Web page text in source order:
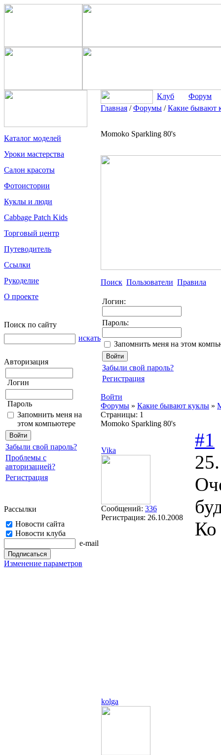
Каталог моделей
Уроки мастерства
Салон красоты
Фотоистории
Куклы и люди
Cabbage Patch Kids
Торговый центр
Путеводитель
Ссылки
Рукоделие
О проекте
Поиск по сайту
искать
Авторизация
Логин
Пароль
Запомнить меня на
этом компьютере
Забыли свой пароль?
Проблемы с
авторизацией?
Регистрация
Рассылки
Новости сайта
Новости клуба
e-mail
Изменение параметров
Клуб
Форум
Главная /Форумы /Какие бывают
Momoko Sparkling 80's
Поиск Пользователи Правила
Логин:
Пароль:
Запомнить меня на этом
Забыли свой пароль?
Регистрация
Войти
Форумы » Какие бывают куклы »
Страницы: 1
Momoko Sparkling 80's
Vikа
Сообщений: 336
Регистрация: 26.10.2008
#1
Ко
kolga